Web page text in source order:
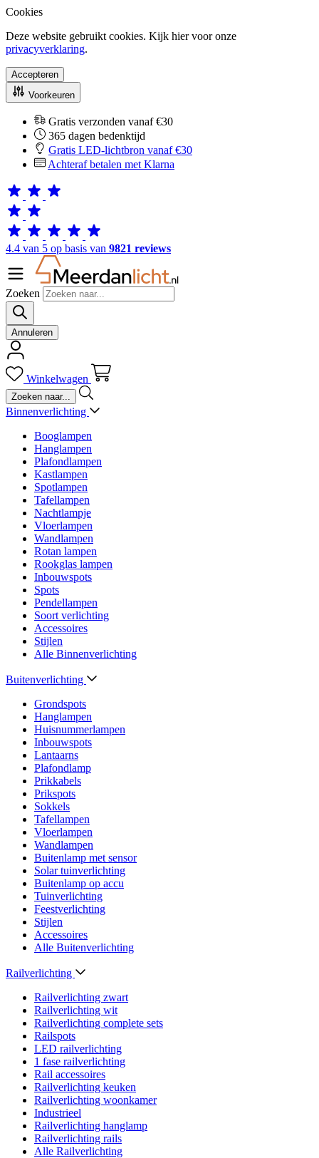
Cookies
Deze website gebruikt cookies. Kijk hier voor onze
privacyverklaring.
Accepteren
Voorkeuren
Gratis verzonden vanaf €30
365 dagen bedenktijd
Gratis LED-lichtbron vanaf €30
Achteraf betalen met Klarna
4.4 van 5 op basis van 9821 reviews
Zoeken
Annuleren
Winkelwagen
Binnenverlichting
Booglampen
Hanglampen
Plafondlampen
Kastlampen
Spotlampen
Tafellampen
Nachtlampje
Vloerlampen
Wandlampen
Rotan lampen
Rookglas lampen
Inbouwspots
Spots
Pendellampen
Soort verlichting
Accessoires
Stijlen
Alle Binnenverlichting
Buitenverlichting
Grondspots
Hanglampen
Huisnummerlampen
Inbouwspots
Lantaarns
Plafondlamp
Prikkabels
Prikspots
Sokkels
Tafellampen
Vloerlampen
Wandlampen
Buitenlamp met sensor
Solar tuinverlichting
Buitenlamp op accu
Tuinverlichting
Feestverlichting
Stijlen
Accessoires
Alle Buitenverlichting
Railverlichting
Railverlichting zwart
Railverlichting wit
Railverlichting complete sets
Railspots
LED railverlichting
1 fase railverlichting
Rail accessoires
Railverlichting keuken
Railverlichting woonkamer
Industrieel
Railverlichting hanglamp
Railverlichting rails
Alle Railverlichting